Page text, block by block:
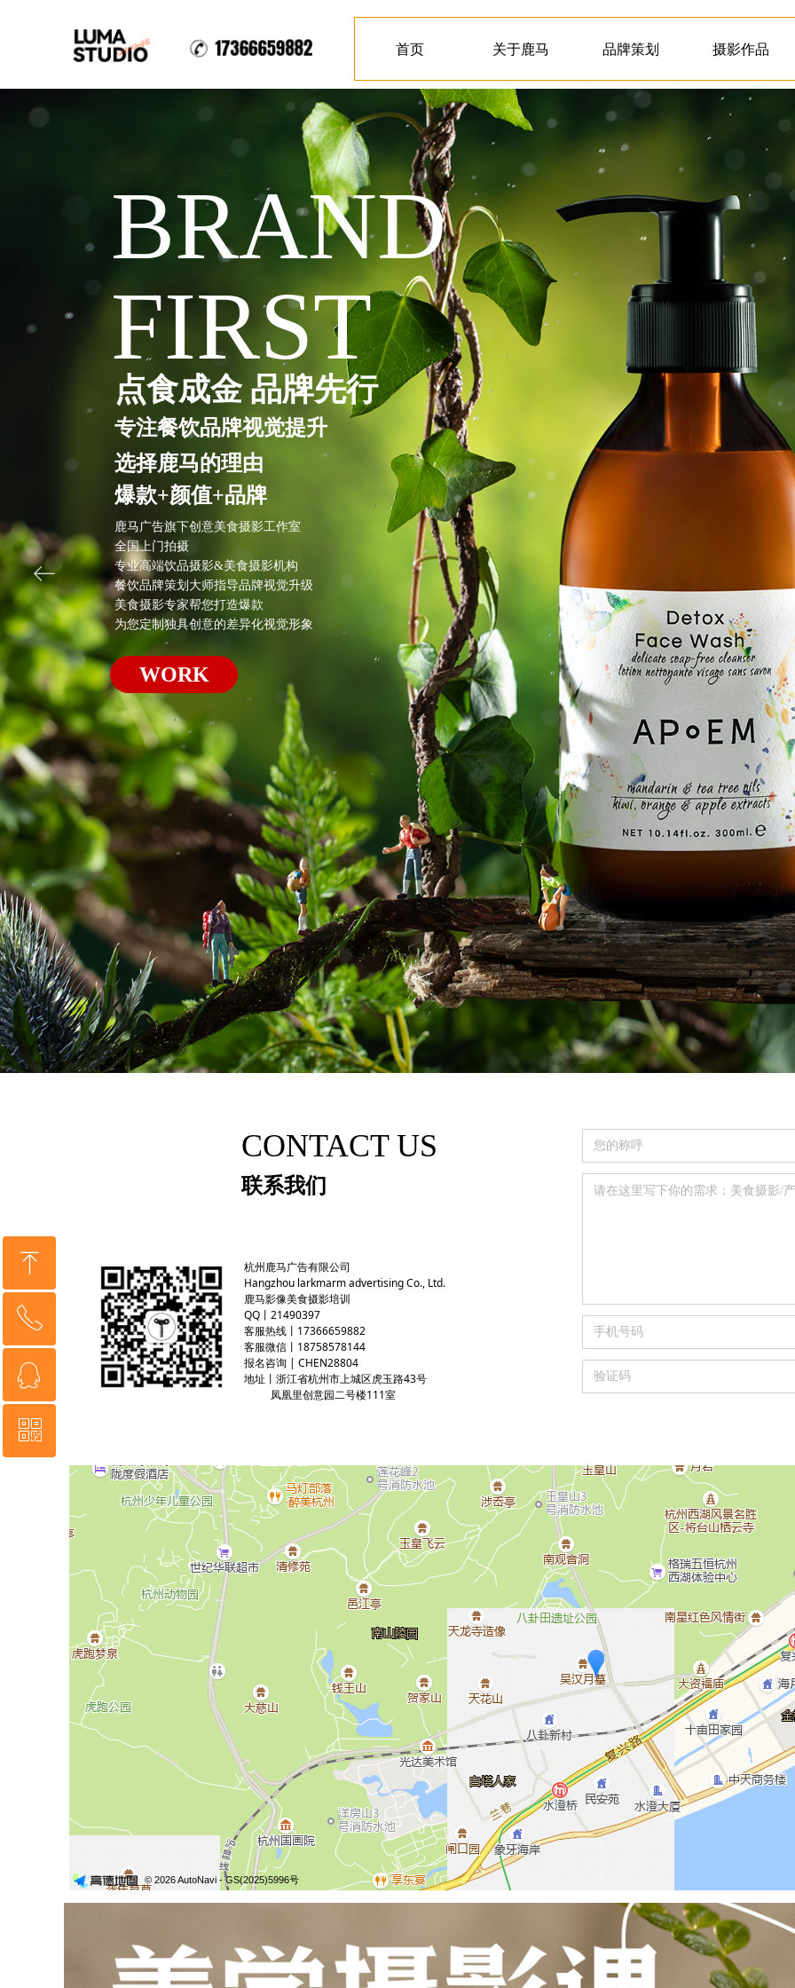
首页 关于鹿马 品牌策划 摄影作品
CONTACT US
联系我们
产品中心
解决方案
按钮
鹿马广告旗下创意美食摄影工作室
全国上门拍摄
专业高端饮品摄影&美食摄影机构
餐饮品牌策划大师指导品牌视觉升级
美食摄影专家帮您打造爆款
为您定制独具创意的差异化视觉形象
BRAND
FIRST
WORK
专注餐饮品牌视觉提升
点食成金 品牌先行
ꂃ
杭州鹿马广告有限公司
Hangzhou larkmarm advertising Co., Ltd.
鹿马影像美食摄影培训
QQ丨21490397
客服热线丨17366659882
客服微信丨18758578144
报名咨询 | CHEN28804
地址丨浙江省杭州市上城区虎玉路43号
凤凰里创意园二号楼111室
ꁸ
回到顶部
ꂅ
18758578144
ꁗ
QQ客服
ꀥ